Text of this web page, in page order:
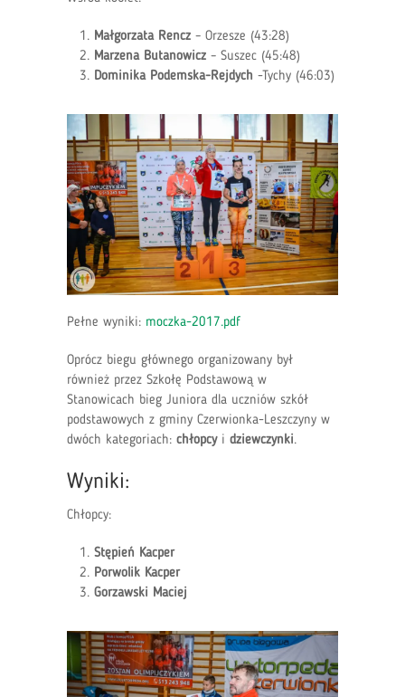
Małgorzata Rencz – Orzesze (43:28)
Marzena Butanowicz – Suszec (45:48)
Dominika Podemska-Rejdych -Tychy (46:03)
Pełne wyniki: moczka-2017.pdf
Oprócz biegu głównego organizowany był
również przez Szkołę Podstawową w
Stanowicach bieg Juniora dla uczniów szkół
podstawowych z gminy Czerwionka-Leszczyny w
dwóch kategoriach: chłopcyi dziewczynki.
Wyniki:
Chłopcy:
Stępień Kacper
Porwolik Kacper
Gorzawski Maciej